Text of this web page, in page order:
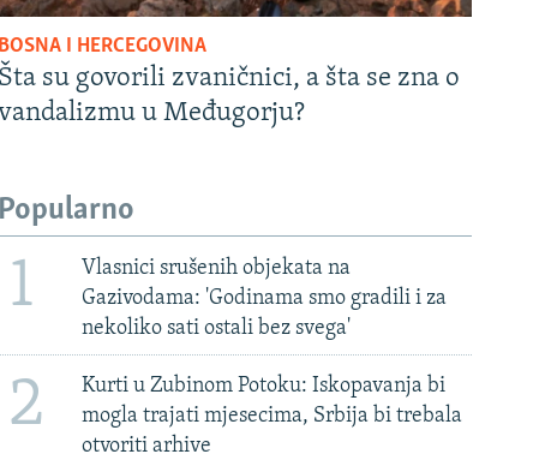
BOSNA I HERCEGOVINA
Šta su govorili zvaničnici, a šta se zna o
u Međugorju?
Popularno
1
Vlasnici srušenih objekata na
Gazivodama: 'Godinama smo gradili i za
nekoliko sati ostali bez svega'
2
Kurti u Zubinom Potoku: Iskopavanja bi
mogla trajati mjesecima, Srbija bi trebala
otvoriti arhive